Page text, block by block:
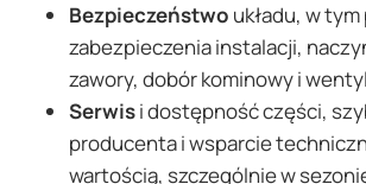
Bezpieczeństwo układu, w
zabezpieczenia instalacji,
zawory, dobór kominowy i
Serwisi dostępność części,
producenta i wsparcie
wartością, szczególnie w